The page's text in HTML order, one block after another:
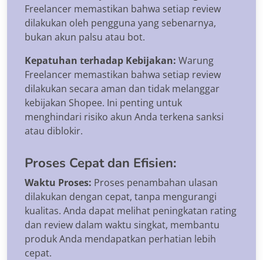
Freelancer memastikan bahwa setiap review
dilakukan oleh pengguna yang sebenarnya,
bukan akun palsu atau bot.
Kepatuhan terhadap Kebijakan: Warung
Freelancer memastikan bahwa setiap review
dilakukan secara aman dan tidak melanggar
kebijakan Shopee. Ini penting untuk
menghindari risiko akun Anda terkena sanksi
atau diblokir.
Proses Cepat dan Efisien:
Waktu Proses: Proses penambahan ulasan
dilakukan dengan cepat, tanpa mengurangi
kualitas. Anda dapat melihat peningkatan rating
dan review dalam waktu singkat, membantu
produk Anda mendapatkan perhatian lebih
cepat.